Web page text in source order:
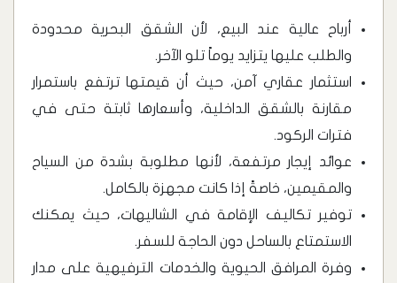
أرباح عالية عند البيع، لأن الشقق البحرية محدودة
والطلب عليها يتزايد يوماً تلو الآخر.
استثمار عقاري آمن، حيث أن قيمتها ترتفع باستمرار
مقارنة بالشقق الداخلية، وأسعارها ثابتة حتى في
فترات الركود.
عوائد إيجار مرتفعة، لأنها مطلوبة بشدة من السياح
والمقيمين، خاصةً إذا كانت مجهزة بالكامل.
توفير تكاليف الإقامة في الشاليهات، حيث يمكنك
الاستمتاع بالساحل دون الحاجة للسفر.
وفرة المرافق الحيوية والخدمات الترفيهية على مدار